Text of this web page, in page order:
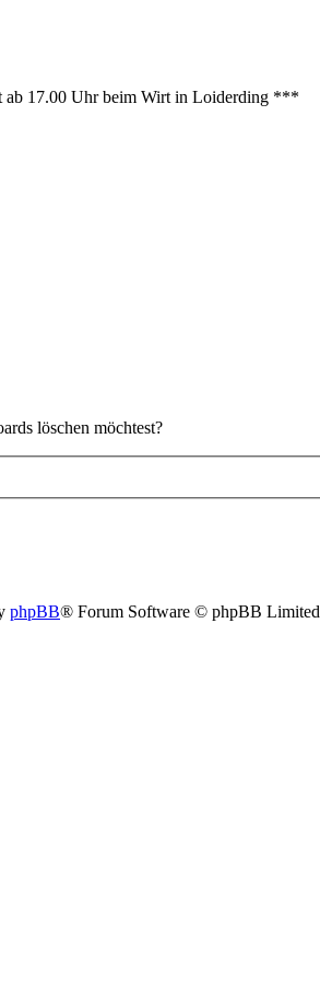
ab 17.00 Uhr beim Wirt in Loiderding ***
löschen möchtest?
phpBB® Forum Software © phpBB Limited